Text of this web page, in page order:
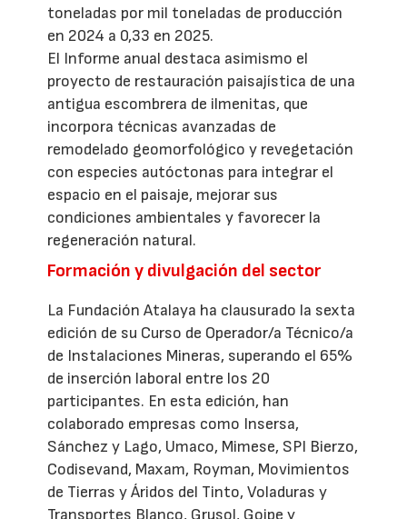
toneladas por mil toneladas de producción
en 2024 a 0,33 en 2025.
El Informe anual destaca asimismo el
proyecto de restauración paisajística de una
antigua escombrera de ilmenitas, que
incorpora técnicas avanzadas de
remodelado geomorfológico y revegetación
con especies autóctonas para integrar el
espacio en el paisaje, mejorar sus
condiciones ambientales y favorecer la
regeneración natural.
Formación y divulgación del sector
La Fundación Atalaya ha clausurado la sexta
edición de su Curso de Operador/a Técnico/a
de Instalaciones Mineras, superando el 65%
de inserción laboral entre los 20
participantes. En esta edición, han
colaborado empresas como Insersa,
Sánchez y Lago, Umaco, Mimese, SPI Bierzo,
Codisevand, Maxam, Royman, Movimientos
de Tierras y Áridos del Tinto, Voladuras y
Transportes Blanco, Grusol, Goipe y